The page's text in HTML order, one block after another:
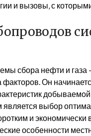
и вызовы‚ с
сбора нефти и газа
Он
выбор
и экономически
особенности